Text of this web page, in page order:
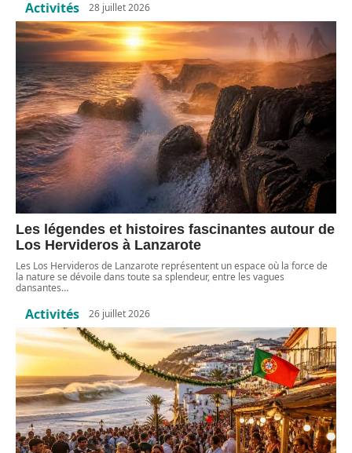
Activités 28 juillet 2026
Les légendes et histoires fascinantes autour de
Los Hervideros à Lanzarote
Les Los Hervideros de Lanzarote représentent un espace où la force de
la nature se dévoile dans toute sa splendeur, entre les vagues
dansantes…
Activités 26 juillet 2026